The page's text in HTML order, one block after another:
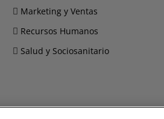
Marketing y Ventas
Recursos Humanos
Salud y Sociosanitario